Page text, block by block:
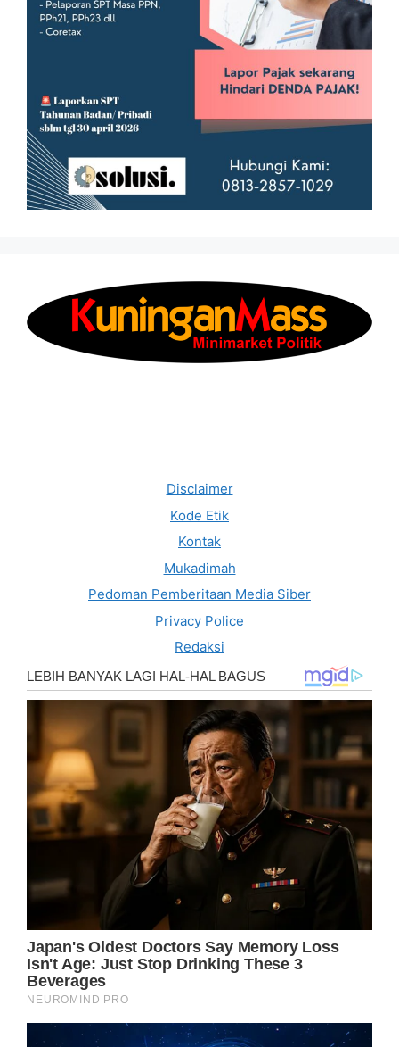
Disclaimer
Kode Etik
Kontak
Mukadimah
Pedoman Pemberitaan Media Siber
Privacy Police
Redaksi